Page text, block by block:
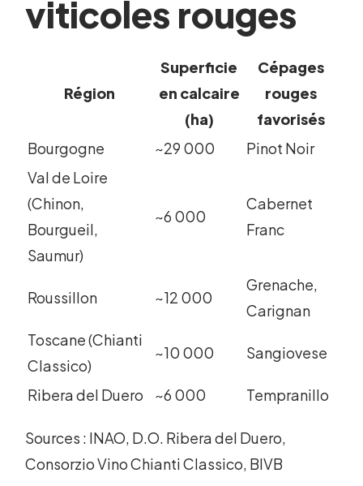
viticoles rouges
Région
Superficie
en calcaire
(ha)
Cépages
rouges
favorisés
Bourgogne
~29 000
Pinot Noir
Val de Loire
(Chinon,
Bourgueil,
Saumur)
~6 000
Cabernet
Franc
Roussillon ~12 000
Grenache,
Carignan
Toscane (Chianti
Classico)
~10 000 Sangiovese
Ribera del Duero ~6 000 Tempranillo
Sources : INAO, D.O. Ribera del Duero,
Consorzio Vino Chianti Classico, BIVB